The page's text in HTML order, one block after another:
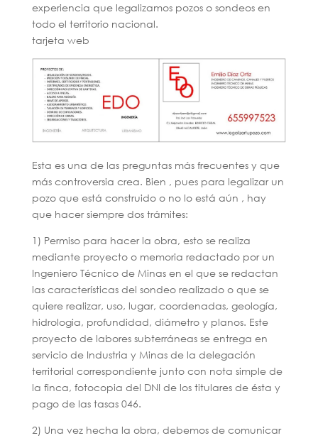
experiencia que legalizamos pozos o sondeos en
todo el territorio nacional.
tarjeta web
Esta es una de las preguntas más frecuentes y que
más controversia crea. Bien , pues para legalizar un
pozo que está construido o no lo está aún , hay
que hacer siempre dos trámites:
1) Permiso para hacer la obra, esto se realiza
mediante proyecto o memoria redactado por un
Ingeniero Técnico de Minas en el que se redactan
las características del sondeo realizado o que se
quiere realizar, uso, lugar, coordenadas, geología,
hidrologia, profundidad, diámetro y planos. Este
proyecto de labores subterráneas se entrega en
servicio de Industria y Minas de la delegación
territorial correspondiente junto con nota simple de
la finca, fotocopia del DNI de los titulares de ésta y
pago de las tasas 046.
2) Una vez hecha la obra, debemos de comunicar